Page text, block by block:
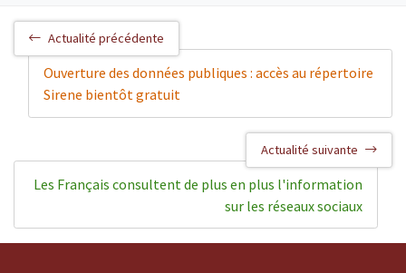
Actualité précédente
Ouverture des données publiques : accès au répertoire
Sirene bientôt gratuit
Actualité suivante
Les Français consultent de plus en plus l'information
sur les réseaux sociaux